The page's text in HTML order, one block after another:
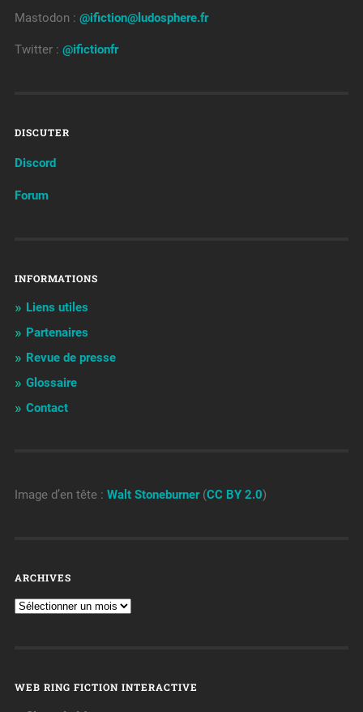
Mastodon : @ifiction@ludosphere.fr
Twitter : @ifictionfr
DISCUTER
Discord
Forum
INFORMATIONS
Liens utiles
Partenaires
Revue de presse
Glossaire
Contact
Image d’en tête : Walt Stoneburner(CC BY 2.0)
ARCHIVES
WEB RING FICTION INTERACTIVE